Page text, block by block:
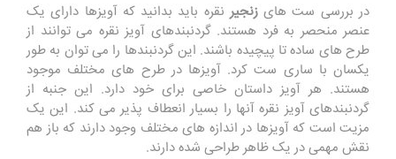
در بررسی ست هایزنجیر نقره باید بدانید که آویزها دارای یک
عنصر منحصر به فرد هستند. گردنبندهای آویز نقره می توانند از
طرح های ساده تا پیچیده باشند. این گردنبندها را می توان به طور
یکسان با ساری ست کرد. آویزها در طرح های مختلف موجود
هستند. هر آویز داستان خاصی برای خود دارد. این جنبه از
گردنبندهای آویز نقره آنها را بسیار انعطاف پذیر می کند. این یک
مزیت است که آویزها در اندازه های مختلف وجود دارند که باز هم
نقش مهمی در یک ظاهر طراحی شده دارند.